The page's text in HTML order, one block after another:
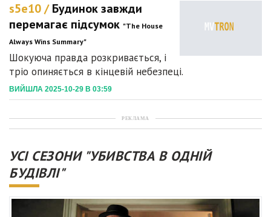
s5e10 /Будинок завжди
перемагає підсумок "The House
Always Wins Summary"
Шокуюча правда розкривається, і
тріо опиняється в кінцевій небезпеці.
ВИЙШЛА 2025-10-29 В 03:59
РЕКЛАМА
УСІ СЕЗОНИ "УБИВСТВА В ОДНІЙ
БУДІВЛІ"